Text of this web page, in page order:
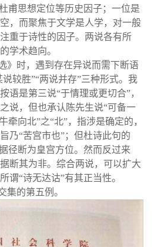
甫思想定位等历史因子；一位是
，而聚焦于文学是人学，对一般
重于诗性的因子。两说各有所
学术趋向。
》时，遇到存在异说而需下断语
说较胜”“两说并存”三种形式。我
语是第三说“于情理或更切合”，
说，但也承认陈先生说“可备一
牵向北”之“北”，指涉是确定的，
乃“苦宫市也”；但杜诗此句的
径断为皇宫方位。然而反过来
断其为非。综合两说，可以扩大
谓“诗无达诂”有其正当性。
集的第五例。